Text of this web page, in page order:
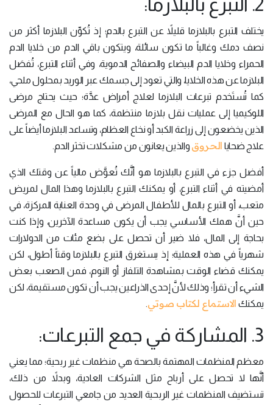
يختلف التبرع بالبلازما قليلاً عن التبرع بالدم؛ إذ تُكوِّن البلازما أكثر من
نصف دمك وغالباً ما تكون سائلة، ويتكون باقي الدم من خلايا الدم
الحمراء وخلايا الدم البيضاء والصفائح الدموية، وفي أثناء التبرع، تُفصَل
البلازما عن هذه الخلايا، والتي تعود إلى جسمك عبر الوريد بمحلول ملحي،
كما تُستَخدم تبرعات البلازما لعلاج أمراض عدَّة؛ حيث يحتاج مرضى
اللوكيميا إلى عمليات نقل بلازما منتظمة، كما هو الحال مع المرضى
الذين يخضعون إلى زراعة الكبد أو نخاع العظام، وتساعد البلازما أيضاً على
علاج ضحايا الحروق والذين يعانون من مشكلات تخثر الدم.
أفضل جزء في التبرع بالبلازما هو أنَّك تُعوَّض مالياً عن وقتك الذي
أمضيته في أثناء التبرع، أو يمكنك التبرع بالبلازما وهذا المال لمريض
متعب، أو التبرع بالمال للأطفال المرضى في وحدة العناية المركزة، في
حين أنَّ همك الأساسي يجب أن يكون مساعدة الآخرين، وإذا كنت
بحاجة إلى المال، فلا ضير أن تحصل على بضع مئات من الدولارات
شهرياً في هذه العملية؛ إذ يستغرق التبرع بالبلازما وقتاً أطول، لكن
يمكنك قضاء الوقت بمشاهدة التلفاز أو النوم، فمن الصعب بعض
الشيء أن تقرأ؛ وذلك لأنَّ إحدى الذراعين يجب أن تكون مستقيمة، لكن
يمكنك الاستماع لكتاب صوتي.
3. المشاركة في جمع التبرعات:
معظم المنظمات المهتمة بالصحة هي منظمات غير ربحية؛ مما يعني
أنَّها لا تحصل على أرباح مثل الشركات العادية، وبدلاً من ذلك،
تستضيف المنظمات غير الربحية العديد من جامعي التبرعات للحصول